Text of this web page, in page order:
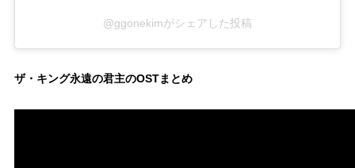
@ggonekimがシェアした投稿
ザ・キング永遠の君主のOSTまとめ